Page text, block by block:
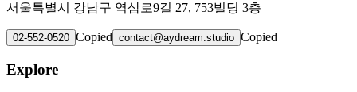
서울특별시 강남구 역삼로9길 27, 753빌딩 3층
02-552-0520 Copied contact@aydream.studio Copied
Explore